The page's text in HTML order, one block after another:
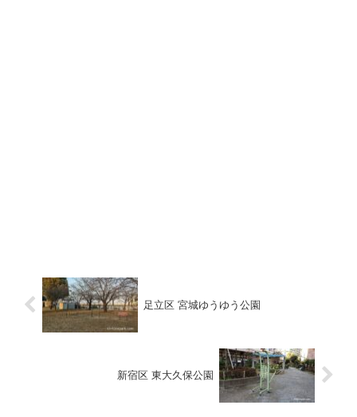
足立区 宮城ゆうゆう公園
新宿区 東大久保公園